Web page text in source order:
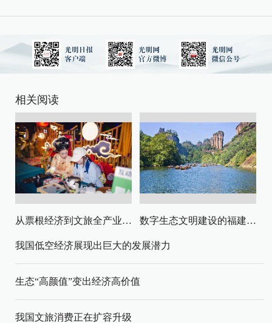
相关阅读
从票根经济到文旅全产业链升级 数字生态文明建设的福建路径与启示
我国低空经济展现出巨大的发展潜力
生态“高颜值”变出经济高价值
我国文旅消费正在扩容升级